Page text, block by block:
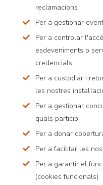
reclamacions
Per a gestionar
Per a controlar
esdeveniments o
credencials
Per a custodiar i
les nostres
Per a gestionar
quals participi
Per a donar
Per a facilitar les
Per a garantir el
(cookies funcionals)